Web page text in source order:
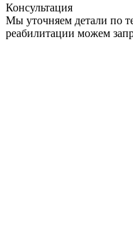
Консультация
Мы уточняем детали по
реабилитации можем